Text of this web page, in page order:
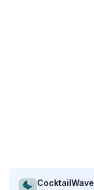
CocktailWave